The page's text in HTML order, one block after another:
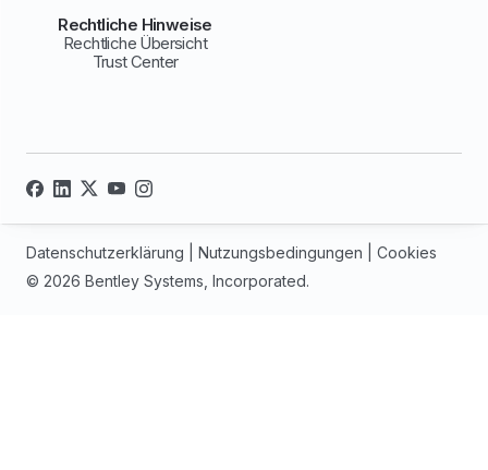
Rechtliche Hinweise
Rechtliche Übersicht
Trust Center
© 2026 Bentley Systems, Incorporated.
Datenschutzerklärung Nutzungsbedingungen Cookies